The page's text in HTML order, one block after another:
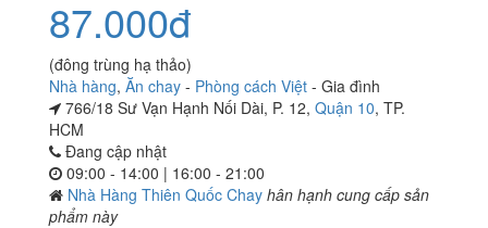
87.000đ
(đông trùng hạ thảo)
Nhà hàng, Ăn chay - Phòng cách Việt - Gia đình
766/18 Sư Vạn Hạnh Nối Dài, P. 12, Quận 10, TP.
HCM
Đang cập nhật
09:00 - 14:00 | 16:00 - 21:00
Nhà Hàng Thiên Quốc Chay hân hạnh cung cấp sản
phẩm này